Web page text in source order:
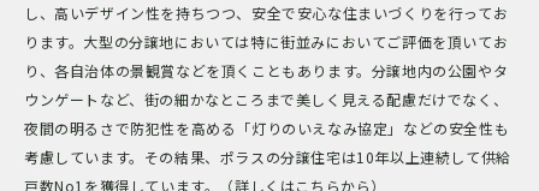
し、高いデザイン性を持ちつつ、安全で安心な住まいづくりを行ってお
ります。大型の分譲地においては特に街並みにおいてご評価を頂いてお
り、各自治体の景観賞などを頂くこともあります。分譲地内の公園やタ
ウンゲートなど、街の細かなところまで美しく見える配慮だけでなく、
夜間の明るさで防犯性を高める「灯りのいえなみ協定」などの安全性も
考慮しています。その結果、ポラスの分譲住宅は10年以上連続して供給
戸数No1を獲得しています。（詳しくはこちらから）